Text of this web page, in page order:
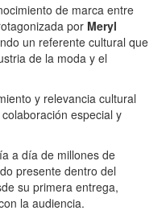
de marca entre
por Meryl
un referente cultural que
de la moda y el
y relevancia cultural
especial y
a día de millones de
presente dentro del
su primera entrega,
la audiencia.